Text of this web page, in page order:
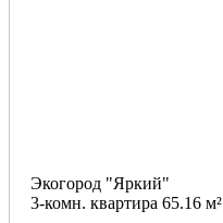
Экогород "Яркий"
3-комн. квартира 65.16 м²